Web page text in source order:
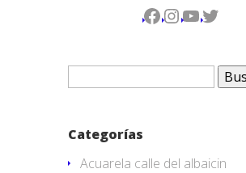
Facebook
Instagram
YouTube
Twitter
Buscar:
Categorías
Acuarela calle del albaicin